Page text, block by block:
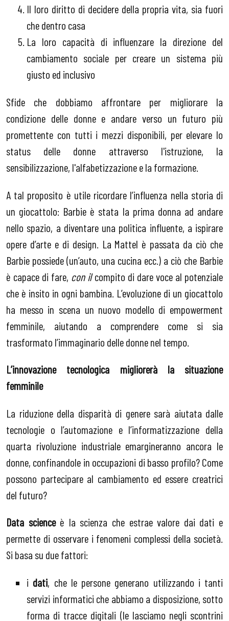
Il loro diritto di decidere della propria vita, sia fuori
che dentro casa
La loro capacità di influenzare la direzione del
cambiamento sociale per creare un sistema più
giusto ed inclusivo
Sfide che dobbiamo affrontare per migliorare la
condizione delle donne e andare verso un futuro più
promettente con tutti i mezzi disponibili, per elevare lo
status delle donne attraverso l'istruzione, la
sensibilizzazione, l'alfabetizzazione e la formazione.
A tal proposito è utile ricordare l’influenza nella storia di
un giocattolo: Barbie è stata la prima donna ad andare
nello spazio, a diventare una politica influente, a ispirare
opere d’arte e di design. La Mattel è passata da ciò che
Barbie possiede (un’auto, una cucina ecc.) a ciò che Barbie
è capace di fare, con il compito di dare voce al potenziale
che è insito in ogni bambina. L’evoluzione di un giocattolo
ha messo in scena un nuovo modello di empowerment
femminile, aiutando a comprendere come si sia
trasformato l’immaginario delle donne nel tempo.
L’innovazione tecnologica migliorerà la situazione
femminile
La riduzione della disparità di genere sarà aiutata dalle
tecnologie o l’automazione e l’informatizzazione della
quarta rivoluzione industriale emargineranno ancora le
donne, confinandole in occupazioni di basso profilo? Come
possono partecipare al cambiamento ed essere creatrici
del futuro?
Data scienceè la scienza che estrae valore dai dati e
permette di osservare i fenomeni complessi della società.
Si basa su due fattori:
i dati, che le persone generano utilizzando i tanti
servizi informatici che abbiamo a disposizione, sotto
forma di tracce digitali (le lasciamo negli scontrini